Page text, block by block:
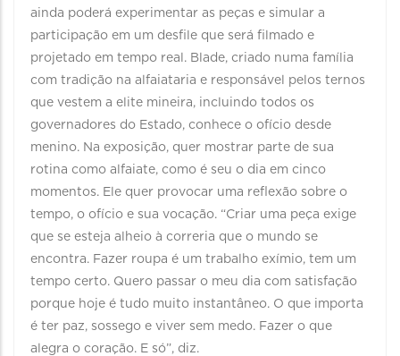
ainda poderá experimentar as peças e simular a
participação em um desfile que será filmado e
projetado em tempo real. Blade, criado numa família
com tradição na alfaiataria e responsável pelos ternos
que vestem a elite mineira, incluindo todos os
governadores do Estado, conhece o ofício desde
menino. Na exposição, quer mostrar parte de sua
rotina como alfaiate, como é seu o dia em cinco
momentos. Ele quer provocar uma reflexão sobre o
tempo, o ofício e sua vocação. “Criar uma peça exige
que se esteja alheio à correria que o mundo se
encontra. Fazer roupa é um trabalho exímio, tem um
tempo certo. Quero passar o meu dia com satisfação
porque hoje é tudo muito instantâneo. O que importa
é ter paz, sossego e viver sem medo. Fazer o que
alegra o coração. E só”, diz.